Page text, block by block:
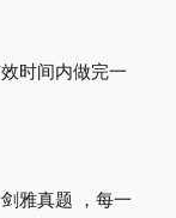
时间内做完一
雅真题 ，每一